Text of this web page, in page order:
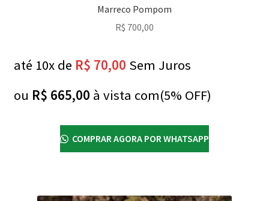
Marreco Pompom
R$ 700,00
até 10x de R$ 70,00 Sem Juros
ou R$ 665,00 à vista com(5% OFF)
COMPRAR AGORA POR WHATSAPP